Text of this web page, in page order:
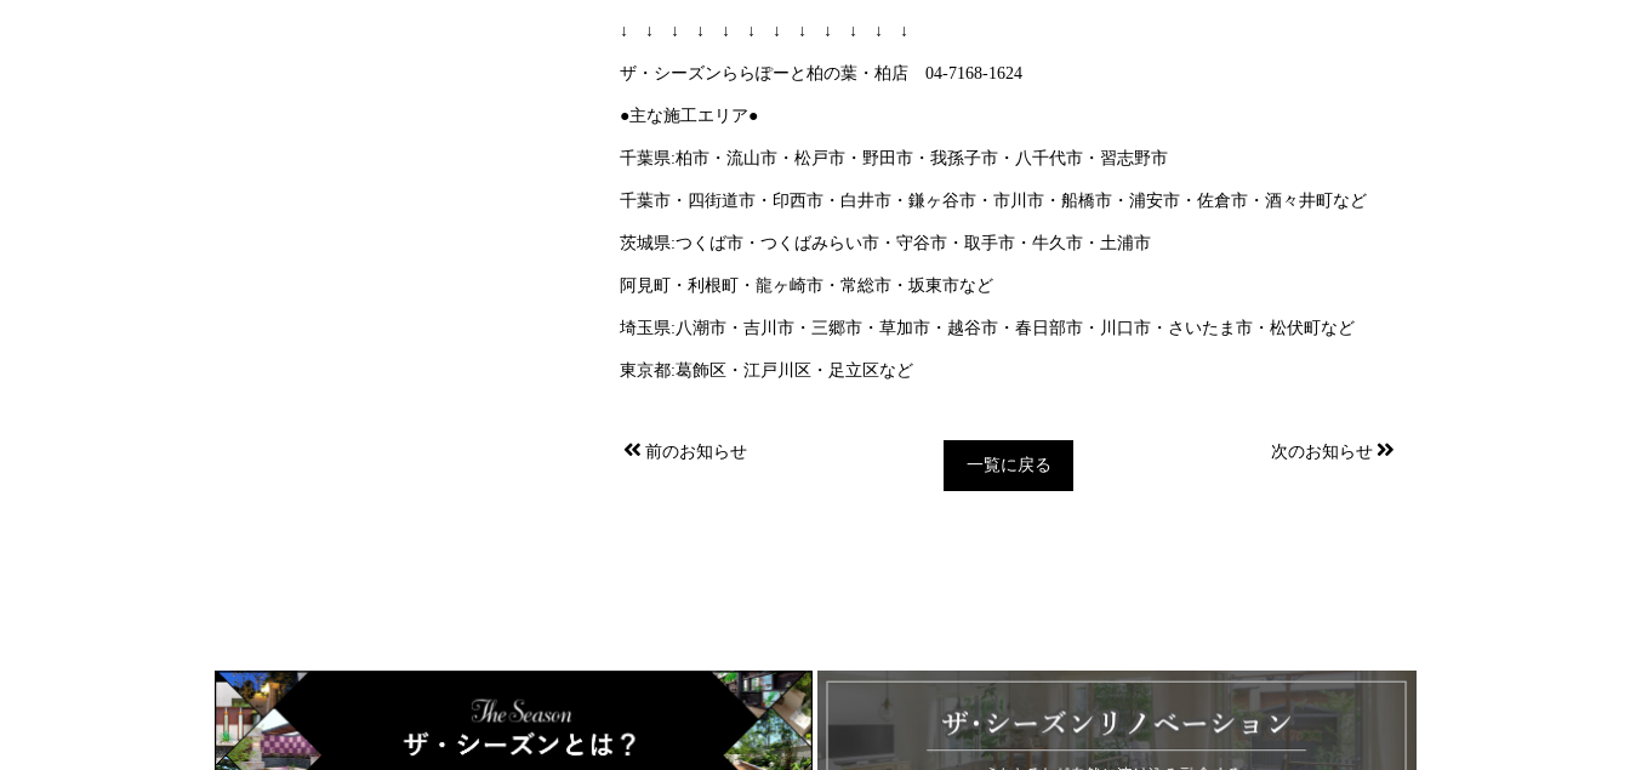
↓ ↓ ↓ ↓ ↓ ↓ ↓ ↓ ↓ ↓ ↓ ↓
ザ・シーズンららぽーと柏の葉・柏店 04-7168-1624
●主な施工エリア●
千葉県:柏市・流山市・松戸市・野田市・我孫子市・八千代市・習志野市
千葉市・四街道市・印西市・白井市・鎌ヶ谷市・市川市・船橋市・浦安市・佐倉市・酒々井町など
茨城県:つくば市・つくばみらい市・守谷市・取手市・牛久市・土浦市
阿見町・利根町・龍ヶ崎市・常総市・坂東市など
埼玉県:八潮市・吉川市・三郷市・草加市・越谷市・春日部市・川口市・さいたま市・松伏町など
東京都:葛飾区・江戸川区・足立区など
前のお知らせ
一覧に戻る
次のお知らせ